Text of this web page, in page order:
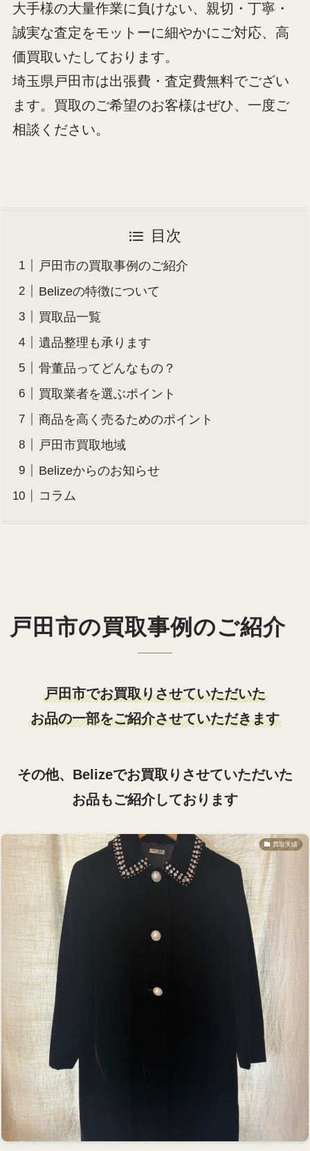
大手様の大量作業に負けない、親切・丁寧・
誠実な査定をモットーに細やかにご対応、高
価買取いたしております。
埼玉県戸田市は出張費・査定費無料でござい
ます。買取のご希望のお客様はぜひ、一度ご
相談ください。
目次
戸田市の買取事例のご紹介
Belizeの特徴について
買取品一覧
遺品整理も承ります
骨董品ってどんなもの？
買取業者を選ぶポイント
商品を高く売るためのポイント
戸田市買取地域
Belizeからのお知らせ
コラム
戸田市の買取事例のご紹介
戸田市でお買取りさせていただいた
お品の一部をご紹介させていただきます
その他、Belizeでお買取りさせていただいた
お品もご紹介しております
買取実績